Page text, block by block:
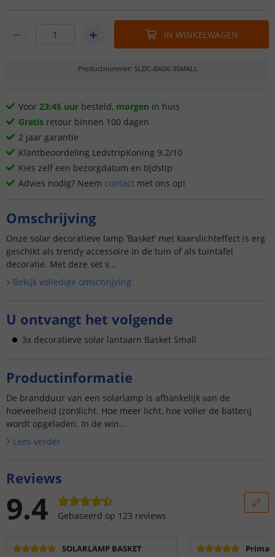
IN WINKELWAGEN
Productnummer: SLDC-BASK-3SMALL
Voor 23:45 uur besteld, morgen in huis
Gratis retour binnen 100 dagen
2 jaar garantie
Klantbeoordeling LedstripKoning 9.2/10
Kies zelf een bezorgdatum en tijdstip
Advies nodig? Neem contact met ons op!
Omschrijving
Onze solar decoratieve lamp ‘Basket’ met kaarslichteffect is erg
geschikt als trendy accessoire in de tuin of als tuintafel
decoratie. Met deze set v...
Bekijk volledige omschrijving
U ontvangt het volgende
3x decoratieve solar lantaarn Basket Small
Productinformatie
De brandduur van een solarlamp is afhankelijk van de
hoeveelheid (zon)licht. Hoe meer licht, hoe voller de batterij
wordt opgeladen. In de win...
Lees verder
Reviews
9.4 Gebaseerd op 123 reviews
SOLARLAMP BASKET
Prima